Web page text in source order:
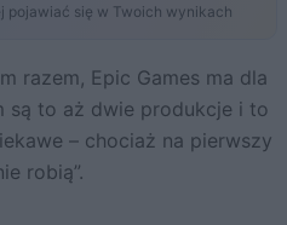
pojawiać się w Twoich wynikach
są to aż dwie produkcje i to
– chociaż na pierwszy
robią”.